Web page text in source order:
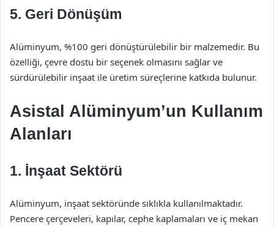
5. Geri Dönüşüm
Alüminyum, %100 geri dönüştürülebilir bir malzemedir. Bu
özelliği, çevre dostu bir seçenek olmasını sağlar ve
sürdürülebilir inşaat ile üretim süreçlerine katkıda bulunur.
Asistal Alüminyum’un Kullanım
Alanları
1. İnşaat Sektörü
Alüminyum, inşaat sektöründe sıklıkla kullanılmaktadır.
Pencere çerçeveleri, kapılar, cephe kaplamaları ve iç mekan